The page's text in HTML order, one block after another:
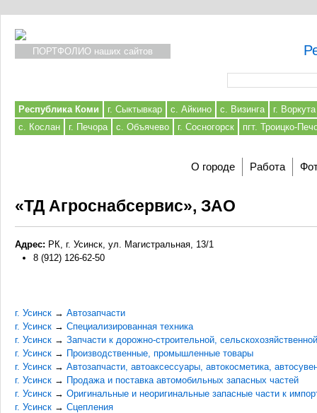
ПОРТФОЛИО наших сайтов
Республика Коми г. Сыктывкар с. Айкино с. Визинга
г. Воркута
с. Кослан
г. Печора с. Объячево г. Сосногорск пгт. Троицко-
О городе Работа
«ТД Агроснабсервис», ЗАО
Адрес: РК, г. Усинск, ул. Магистральная, 13/1
8 (912) 126-62-50
г. Усинск → Автозапчасти
г. Усинск → Специализированная техника
г. Усинск → Запчасти к дорожно-строительной,
г. Усинск → Производственные, промышленные товары
г. Усинск → Автозапчасти, автоаксессуары, автокосметика,
г. Усинск → Продажа и поставка автомобильных запасных частей
г. Усинск → Оригинальные и неоригинальные запасные части к
г. Усинск → Сцепления